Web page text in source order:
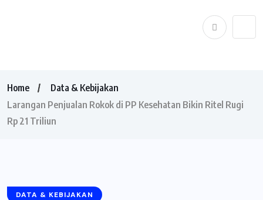
Home
Data & Kebijakan
Larangan Penjualan Rokok di PP Kesehatan Bikin Ritel Rugi
Rp 21 Triliun
DATA & KEBIJAKAN